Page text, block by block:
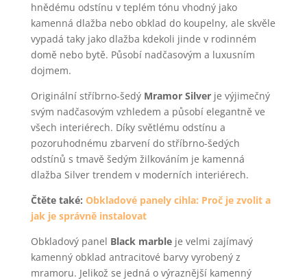
hnědému odstínu v teplém tónu vhodný jako
kamenná dlažba nebo obklad do koupelny, ale skvěle
vypadá taky jako dlažba kdekoli jinde v rodinném
domě nebo bytě. Působí nadčasovým a luxusním
dojmem.
Originální stříbrno-šedý Mramor Silverje výjimečný
svým nadčasovým vzhledem a působí elegantně ve
všech interiérech. Díky světlému odstínu a
pozoruhodnému zbarvení do stříbrno-šedých
odstínů s tmavě šedým žilkováním je kamenná
dlažba Silver trendem v moderních interiérech.
Čtěte také: Obkladové panely cihla: Proč je zvolit a
jak je správně instalovat
Obkladový panel Black marbleje velmi zajímavý
kamenný obklad antracitové barvy vyrobený z
mramoru. Jelikož se jedná o výraznější kamenný